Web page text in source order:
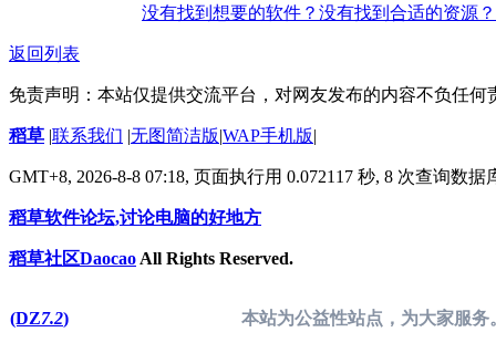
没有找到想要的软件？没有找到合适的资源
返回列表
免责声明：本站仅提供交流平台，对网友发布的内容不负任
稻草 |联系我们 |无图简洁版|WAP手机版|
GMT+8, 2026-8-8 07:18, 页面执行用 0.072117 秒, 8 次查询数
稻草软件论坛,讨论电脑的好地方
稻草社区Daocao All Rights Reserved.
(DZ7.2) 本站为公益性站点，为大家服